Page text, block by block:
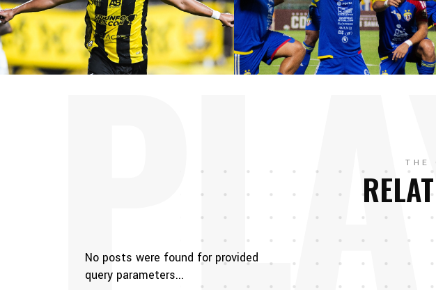
THE
No posts were found for provided
query parameters...